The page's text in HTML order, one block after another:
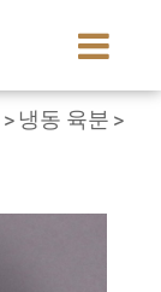
냉동 육분